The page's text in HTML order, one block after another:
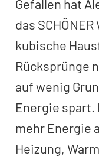
Gefallen hat
das
kubische
Rücksprünge
auf wenig
Energie spart.
mehr Energie
Heizung,